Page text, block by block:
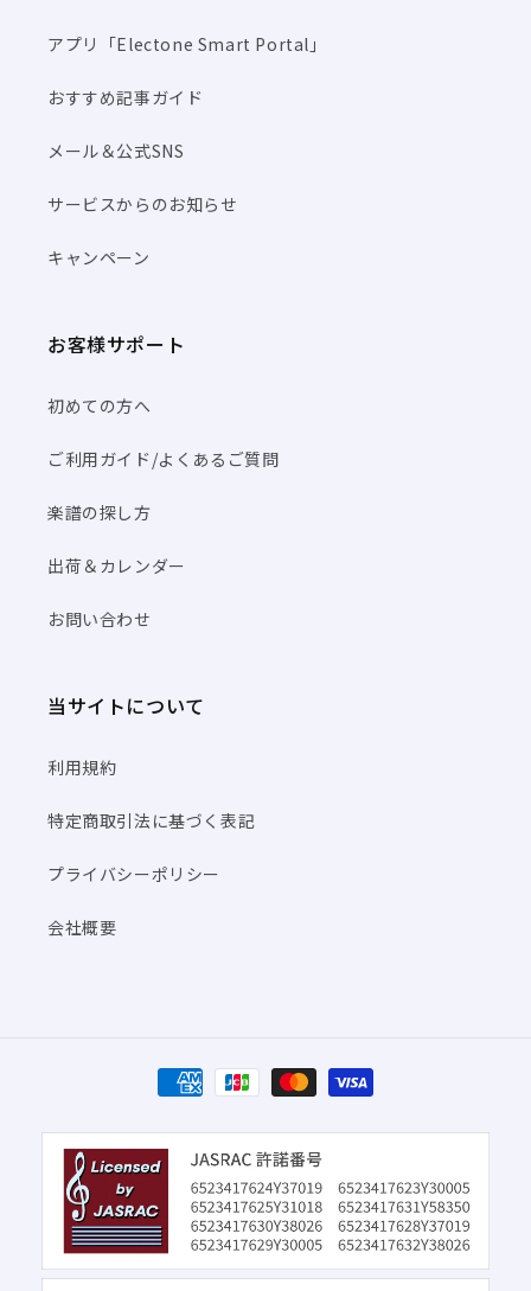
アプリ「Electone Smart Portal」
おすすめ記事ガイド
メール＆公式SNS
サービスからのお知らせ
キャンペーン
お客様サポート
初めての方へ
ご利用ガイド/よくあるご質問
楽譜の探し方
出荷＆カレンダー
お問い合わせ
当サイトについて
利用規約
特定商取引法に基づく表記
プライバシーポリシー
会社概要
決
済
方
法